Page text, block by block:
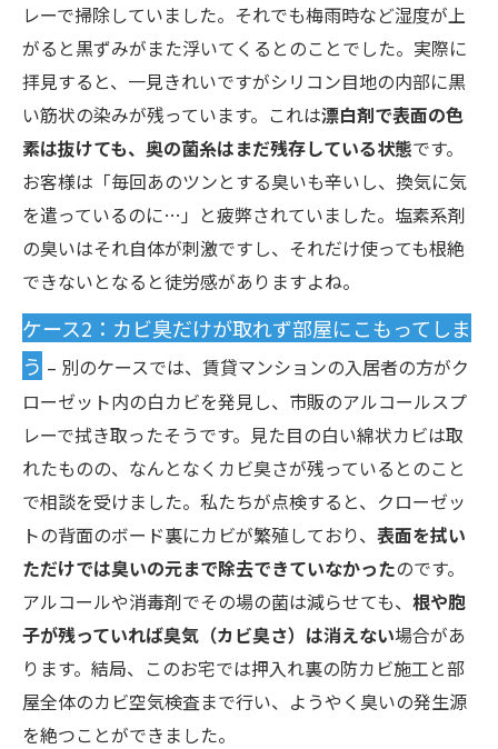
レーで掃除していました。それでも梅雨時など湿度が上
がると黒ずみがまた浮いてくるとのことでした。実際に
拝見すると、一見きれいですがシリコン目地の内部に黒
い筋状の染みが残っています。これは漂白剤で表面の色
素は抜けても、奥の菌糸はまだ残存している状態です。
お客様は「毎回あのツンとする臭いも辛いし、換気に気
を遣っているのに…」と疲弊されていました。塩素系剤
の臭いはそれ自体が刺激ですし、それだけ使っても根絶
できないとなると徒労感がありますよね。
ケース2：カビ臭だけが取れず部屋にこもってしま
う – 別のケースでは、賃貸マンションの入居者の方がク
ローゼット内の白カビを発見し、市販のアルコールスプ
レーで拭き取ったそうです。見た目の白い綿状カビは取
れたものの、なんとなくカビ臭さが残っているとのこと
で相談を受けました。私たちが点検すると、クローゼッ
トの背面のボード裏にカビが繁殖しており、 表面を拭い
ただけでは臭いの元まで除去できていなかったのです。
アルコールや消毒剤でその場の菌は減らせても、 根や胞
子が残っていれば臭気（カビ臭さ）は消えない場合があ
ります。結局、このお宅では押入れ裏の防カビ施工と部
屋全体のカビ空気検査まで行い、ようやく臭いの発生源
を絶つことができました。